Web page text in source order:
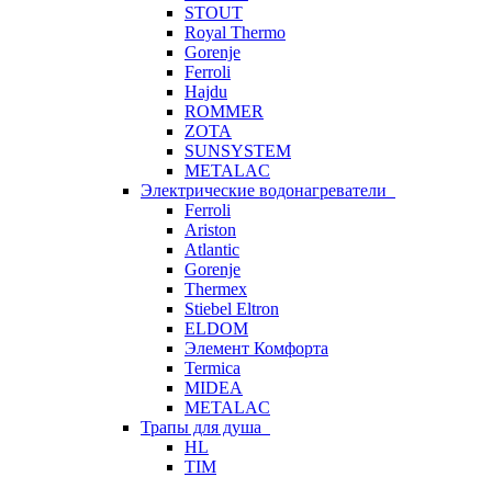
STOUT
Royal Thermo
Gorenje
Ferroli
Hajdu
ROMMER
ZOTA
SUNSYSTEM
METALAC
Электрические водонагреватели
Ferroli
Ariston
Atlantic
Gorenje
Thermex
Stiebel Eltron
ELDOM
Элемент Комфорта
Termica
MIDEA
METALAC
Трапы для душа
HL
TIM